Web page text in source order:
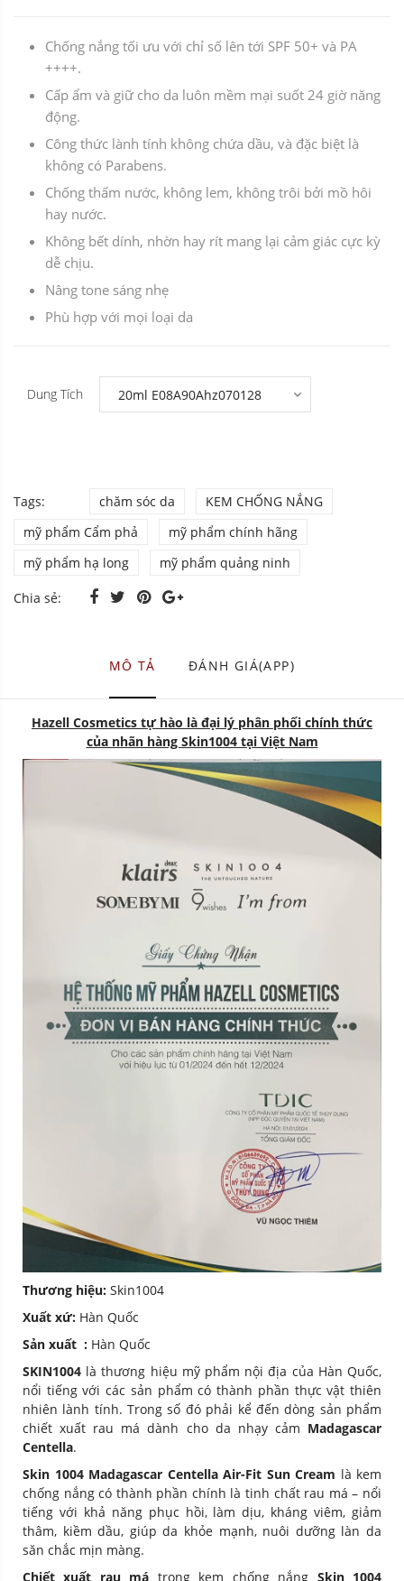
Chống nắng tối ưu với chỉ số lên tới SPF 50+ và PA
++++.
Cấp ẩm và giữ cho da luôn mềm mại suốt 24 giờ năng
động.
Công thức lành tính không chứa dầu, và đặc biệt là
không có Parabens.
Chống thấm nước, không lem, không trôi bởi mồ hôi
hay nước.
Không bết dính, nhờn hay rít mang lại cảm giác cực kỳ
dễ chịu.
Nâng tone sáng nhẹ
Phù hợp với mọi loại da
Dung Tích
Tags: chăm sóc da
KEM CHỐNG NẮNG
mỹ phẩm Cẩm phả
mỹ phẩm chính hãng
mỹ phẩm hạ long
mỹ phẩm quảng ninh
Chia sẻ:
MÔ TẢ ĐÁNH GIÁ(APP)
Hazell Cosmetics tự hào là đại lý phân phối chính thức
của nhãn hàng Skin1004 tại Việt Nam
Thương hiệu: Skin1004
Xuất xứ: Hàn Quốc
Sản xuất : Hàn Quốc
SKIN1004 là thương hiệu mỹ phẩm nội địa của Hàn Quốc,
nổi tiếng với các sản phẩm có thành phần thực vật thiên
nhiên lành tính. Trong số đó phải kể đến dòng sản phẩm
chiết xuất rau má dành cho da nhạy cảm Madagascar
Centella.
Skin 1004 Madagascar Centella Air-Fit Sun Cream là kem
chống nắng có thành phần chính là tinh chất rau má – nổi
tiếng với khả năng phục hồi, làm dịu, kháng viêm, giảm
thâm, kiềm dầu, giúp da khỏe mạnh, nuôi dưỡng làn da
săn chắc mịn màng.
Chiết xuất rau má trong kem chống nắng Skin 1004